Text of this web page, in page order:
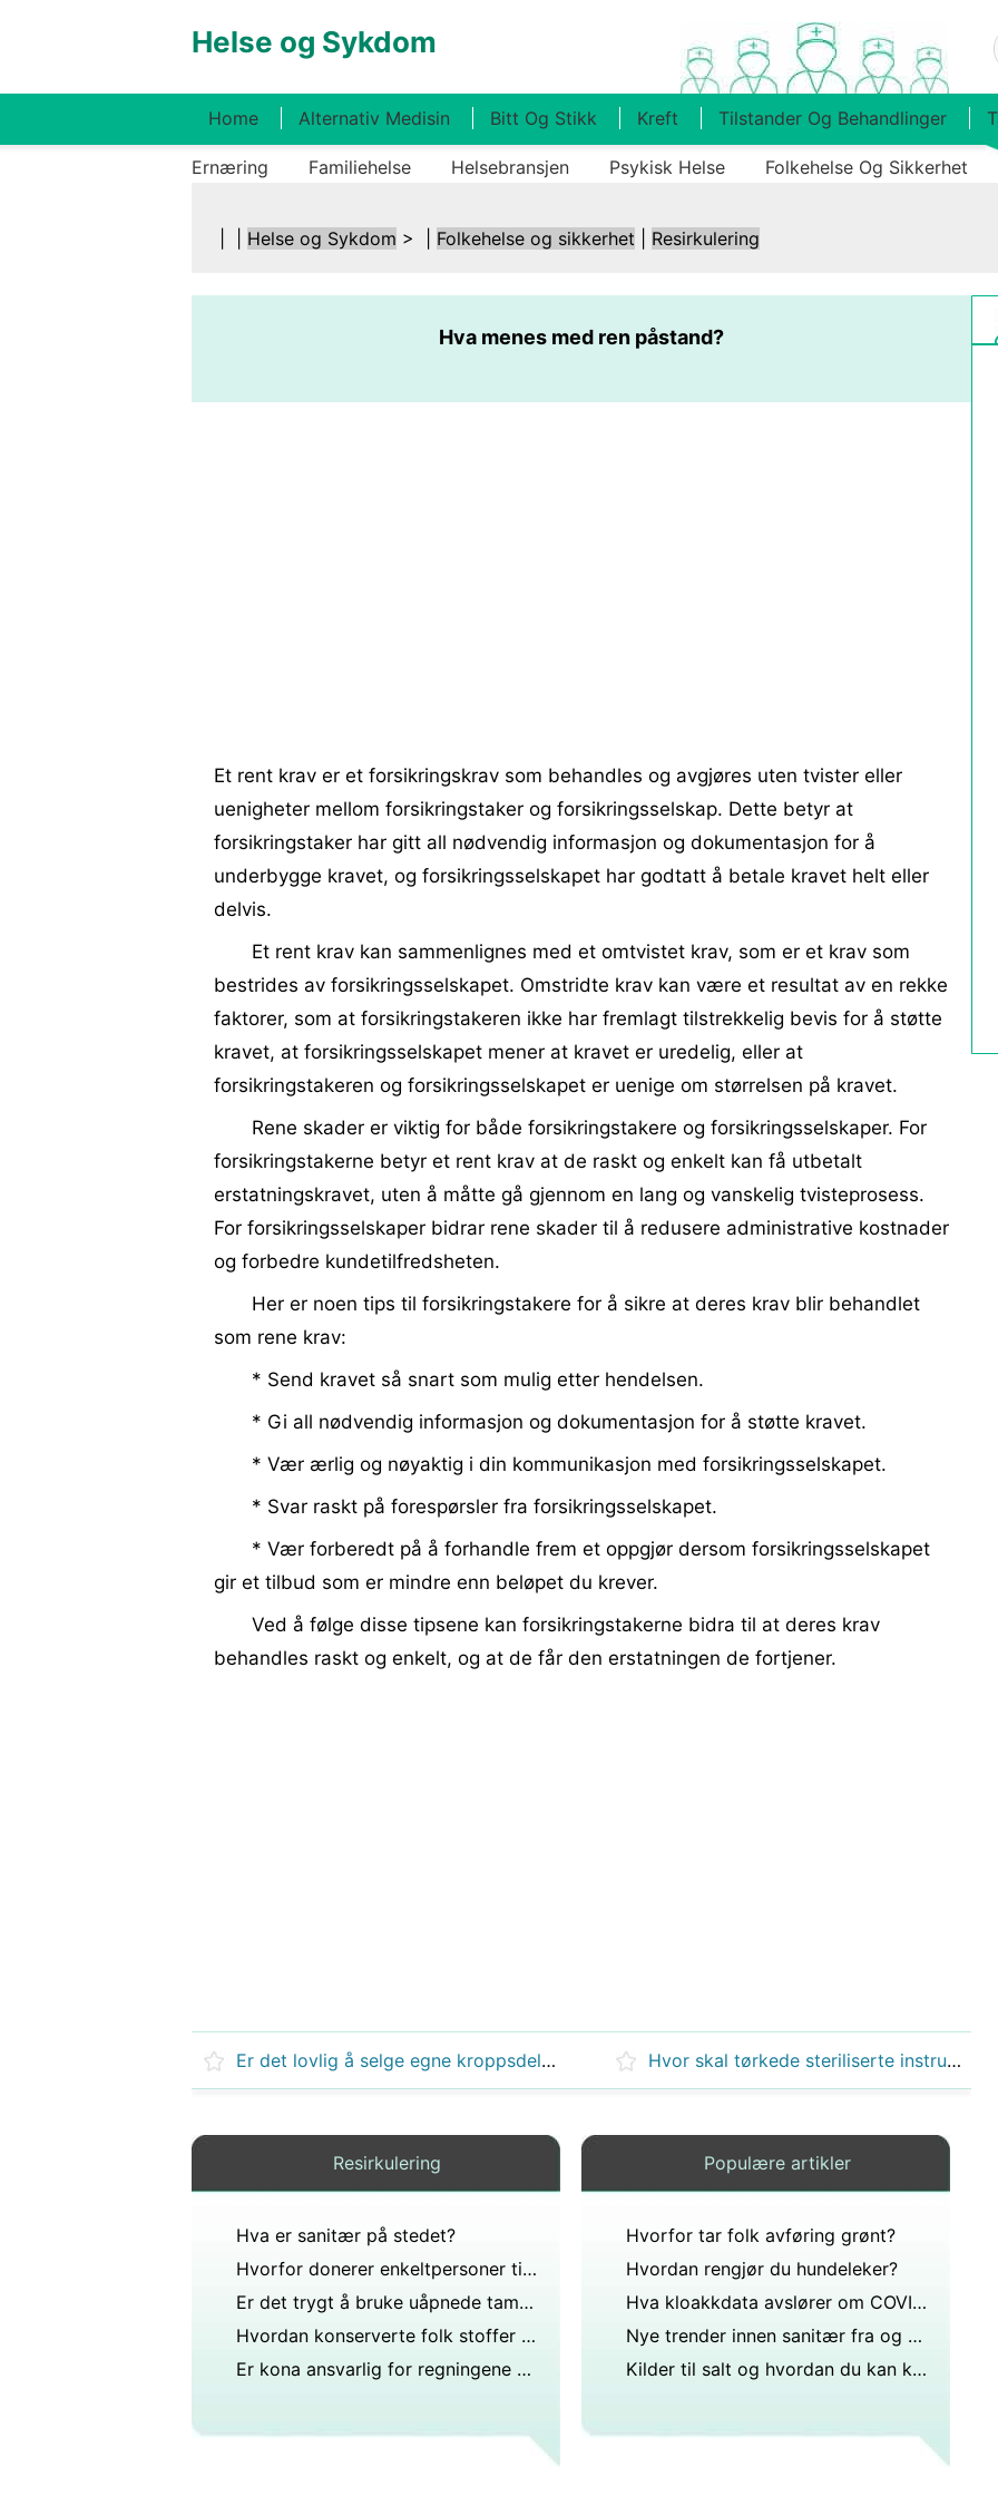
Helse og Sykdom
Home Alternativ Medisin Bitt Og Stikk Kreft Tilstander Og Behandlinger
Ernæring Familiehelse Helsebransjen Psykisk Helse Folkehelse Og Sikkerhet
Helse og Sykdom > | Folkehelse og sikkerhet Resirkulering
Hva menes med ren påstand?
Et rent krav er et forsikringskrav som behandles og avgjøres uten tvister eller
uenigheter mellom forsikringstaker og forsikringsselskap. Dette betyr at
forsikringstaker har gitt all nødvendig informasjon og dokumentasjon for å
underbygge kravet, og forsikringsselskapet har godtatt å betale kravet helt eller
delvis.
Et rent krav kan sammenlignes med et omtvistet krav, som er et krav som
bestrides av forsikringsselskapet. Omstridte krav kan være et resultat av en rekke
faktorer, som at forsikringstakeren ikke har fremlagt tilstrekkelig bevis for å støtte
kravet, at forsikringsselskapet mener at kravet er uredelig, eller at
forsikringstakeren og forsikringsselskapet er uenige om størrelsen på kravet.
Rene skader er viktig for både forsikringstakere og forsikringsselskaper. For
forsikringstakerne betyr et rent krav at de raskt og enkelt kan få utbetalt
erstatningskravet, uten å måtte gå gjennom en lang og vanskelig tvisteprosess.
For forsikringsselskaper bidrar rene skader til å redusere administrative kostnader
og forbedre kundetilfredsheten.
Her er noen tips til forsikringstakere for å sikre at deres krav blir behandlet
som rene krav:
* Send kravet så snart som mulig etter hendelsen.
* Gi all nødvendig informasjon og dokumentasjon for å støtte kravet.
* Vær ærlig og nøyaktig i din kommunikasjon med forsikringsselskapet.
* Svar raskt på forespørsler fra forsikringsselskapet.
* Vær forberedt på å forhandle frem et oppgjør dersom forsikringsselskapet
gir et tilbud som er mindre enn beløpet du krever.
Ved å følge disse tipsene kan forsikringstakerne bidra til at deres krav
behandles raskt og enkelt, og at de får den erstatningen de fortjener.
Er det lovlig å selge egne kroppsdeler? Hvor skal tørkede steriliserte instrumentpakker oppbevares til de brukes?
Resirkulering
Hva er sanitær på stedet?
Hvorfor donerer enkeltpersoner til matbanken?
Er det trygt å bruke uåpnede tamponger fra år tilbake?
Hvordan konserverte folk stoffer før du hadde kunstige konserveringsmidler?
Er kona ansvarlig for regningene hans til å forlate mannen?
Populære artikler
Hvorfor tar folk avføring grønt?
Hvordan rengjør du hundeleker?
Hva kloakkdata avslører om COVID og skolestart
Nye trender innen sanitær fra og med 2009?
Kilder til salt og hvordan du kan kutte ned